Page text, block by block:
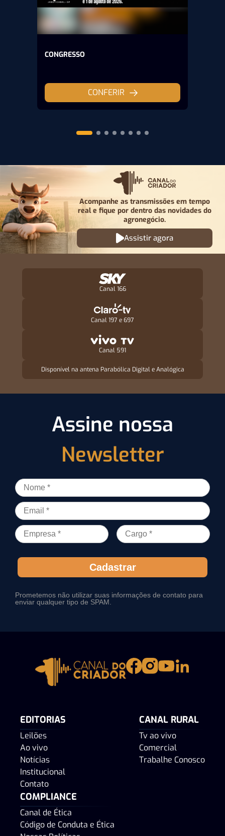
CONGRESSO
CONFERIR
Acompanhe as transmissões em tempo
real e fique pordentro das novidades do
agronegócio.
Assistir agora
Canal 166
Canal 197 e 697
Canal 591
Disponível na antena Parabólica Digital e Analógica
Assine nossa
Newsletter
Cadastrar
Prometemos não utilizar suas informações de contato para
enviar qualquer tipo de SPAM.
EDITORIAS
Leilões
Ao vivo
Notícias
Institucional
Contato
CANAL RURAL
Tv ao vivo
Comercial
Trabalhe Conosco
COMPLIANCE
Canal de Ética
Código de Conduta e Ética